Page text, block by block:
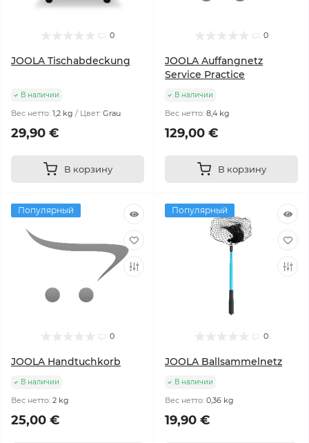
0
JOOLA Tischabdeckung
В наличии
Вес нетто: 1,2 kg Цвет: Grau
29,90 €
В корзину
0
JOOLA Auffangnetz
Service Practice
В наличии
Вес нетто: 8,4 kg
129,00 €
В корзину
Популярный
0
JOOLA Handtuchkorb
В наличии
Вес нетто: 2 kg
25,00 €
Популярный
0
JOOLA Ballsammelnetz
В наличии
Вес нетто: 0,36 kg
19,90 €